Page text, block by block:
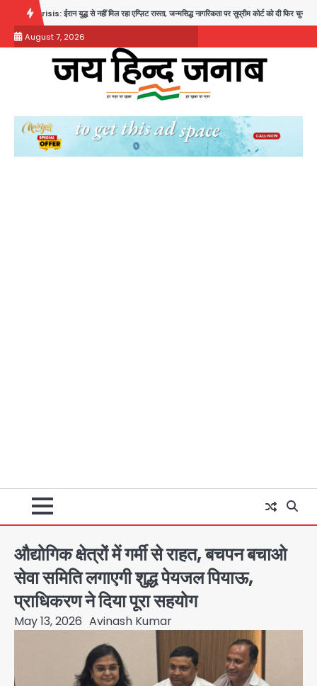
content
युद्ध से नहीं मिल रहा एग्ज़िट रास्ता, जन्मसिद्ध नागरिकता पर सुप्रीम कोर्ट को दी फिर चुनौती पुरा
August 7, 2026
औद्योगिक क्षेत्रों में गर्मी से राहत, बचपन बचाओ
सेवा समिति लगाएगी शुद्ध पेयजल पियाऊ,
प्राधिकरण ने दिया पूरा सहयोग
May 13, 2026 Avinash Kumar